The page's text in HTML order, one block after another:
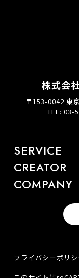
株式会
〒153-0042 東
TEL: 03-
SERVICE
CREATOR
COMPANY
プライバシーポリシ